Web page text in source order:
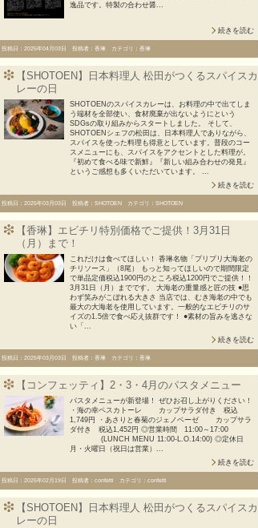
逸品です。特製の合わせ醤...
続きを読む
投稿日：2025年04月03日 投稿者：香琳 カテゴリ：香琳
【SHOTOEN】日本料理人 松田がつくるスパイスカ
レーの日
SHOTOENのスパイスカレーは、お料理の中で出てしま
う端材を全部使い、食材廃棄が出ないようにという
SDGsの取り組みからスタートしました。 そして、
SHOTOENシェフの松田は、日本料理人でありながら、
スパイスを使った料理も得意としています。普段のコー
スメニューにも、スパイスをアクセントとした料理が。
『初めて食べる味で新鮮』『新しい組み合わせの発見』
というご感想も多くいただいています。 ...
続きを読む
投稿日：2025年03月03日 投稿者：SHOTOEN カテゴリ：SHOTOEN
【香琳】エビチリ特別価格でご提供！3月31日
（月）まで！
これだけは食べてほしい！ 香琳名物「プリプリ大海老の
チリソース」（8尾） もっと知ってほしいので期間限定
で単品定価税込1900円のところ税込1200円でご提供！！
3月31日（月）までです。 大海老の重量感と匠の技 ●思
わず笑みがこぼれる大きさ 当店では、むき海老の中でも
最大の大海老を使用しています。一般的なエビチリのサ
イズの1.5倍で食べ応え抜群です！ ●素材の旨みを逃さな
い「...
続きを読む
投稿日：2025年03月03日 投稿者：香琳 カテゴリ：香琳
【コンフェッティ】2・3・4月のパスタメニュー
パスタメニューが新登場！ ぜひお召し上がりください！
・海の幸ペスカトーレ カップサラダ付き 税込
1,749円 ・あさりと春菊のジェノベーゼ カップサラ
ダ付き 税込1,452円 ◎営業時間 11:00～17:00
(LUNCH MENU 11:00-L.O.14:00) ◎定休日
月・火曜日（祝日は営業）...
続きを読む
投稿日：2025年02月19日 投稿者：confetti カテゴリ：confetti
【SHOTOEN】日本料理人 松田がつくるスパイスカ
レーの日